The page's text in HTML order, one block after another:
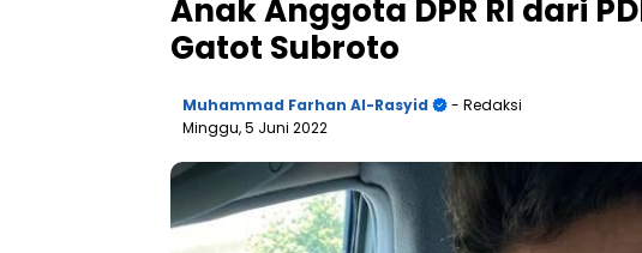
Anak Anggota DPR RI dari
Gatot Subroto
Muhammad Farhan Al-Rasyid
- Redaksi
Minggu, 5 Juni 2022